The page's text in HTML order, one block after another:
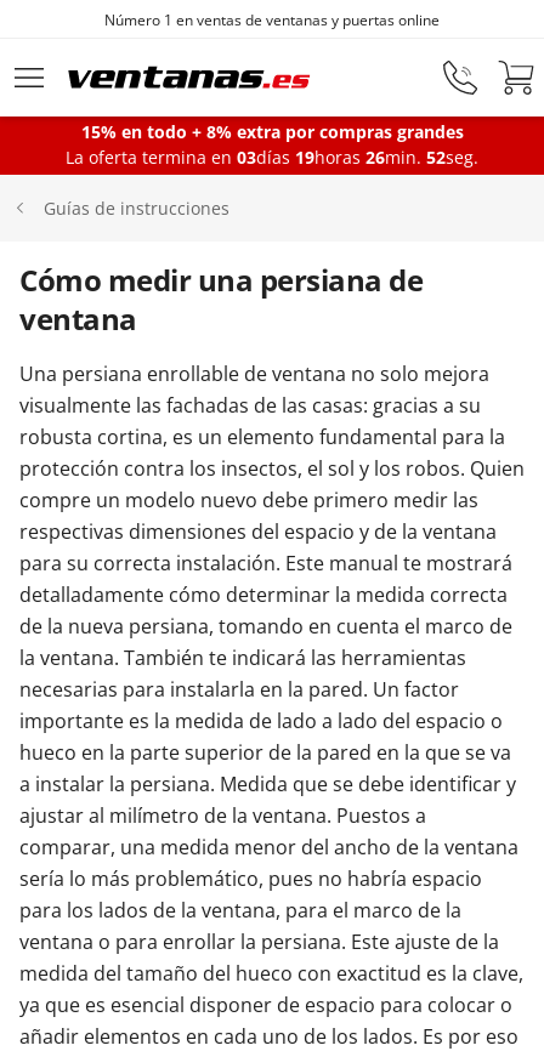
Ir al contenido principal
Número 1 en ventas de ventanas y puertas online
Ventanas
Balconeras
Puertas de garaje
Iniciar sesión
Contacta con nosotros
15% en todo + 8% extra por compras grandes
La oferta termina en 03días 19horas 26min. 51seg.
Guías de instrucciones
Cómo medir una persiana de
ventana
Una persiana enrollable de ventana no solo mejora
visualmente las fachadas de las casas: gracias a su
robusta cortina, es un elemento fundamental para la
protección contra los insectos, el sol y los robos. Quien
compre un modelo nuevo debe primero medir las
respectivas dimensiones del espacio y de la ventana
para su correcta instalación. Este manual te mostrará
detalladamente cómo determinar la medida correcta
de la nueva persiana, tomando en cuenta el marco de
la ventana. También te indicará las herramientas
necesarias para instalarla en la pared. Un factor
importante es la medida de lado a lado del espacio o
hueco en la parte superior de la pared en la que se va
a instalar la persiana. Medida que se debe identificar y
ajustar al milímetro de la ventana. Puestos a
comparar, una medida menor del ancho de la ventana
sería lo más problemático, pues no habría espacio
para los lados de la ventana, para el marco de la
ventana o para enrollar la persiana. Este ajuste de la
medida del tamaño del hueco con exactitud es la clave,
ya que es esencial disponer de espacio para colocar o
añadir elementos en cada uno de los lados. Es por eso